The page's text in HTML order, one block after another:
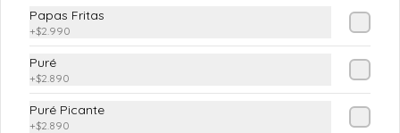
Pequeña
(Pasta de choclo con albahaca)
$5.990
Papas Fritas
+$2.990
Puré
+$2.890
Puré Picante
+$2.890